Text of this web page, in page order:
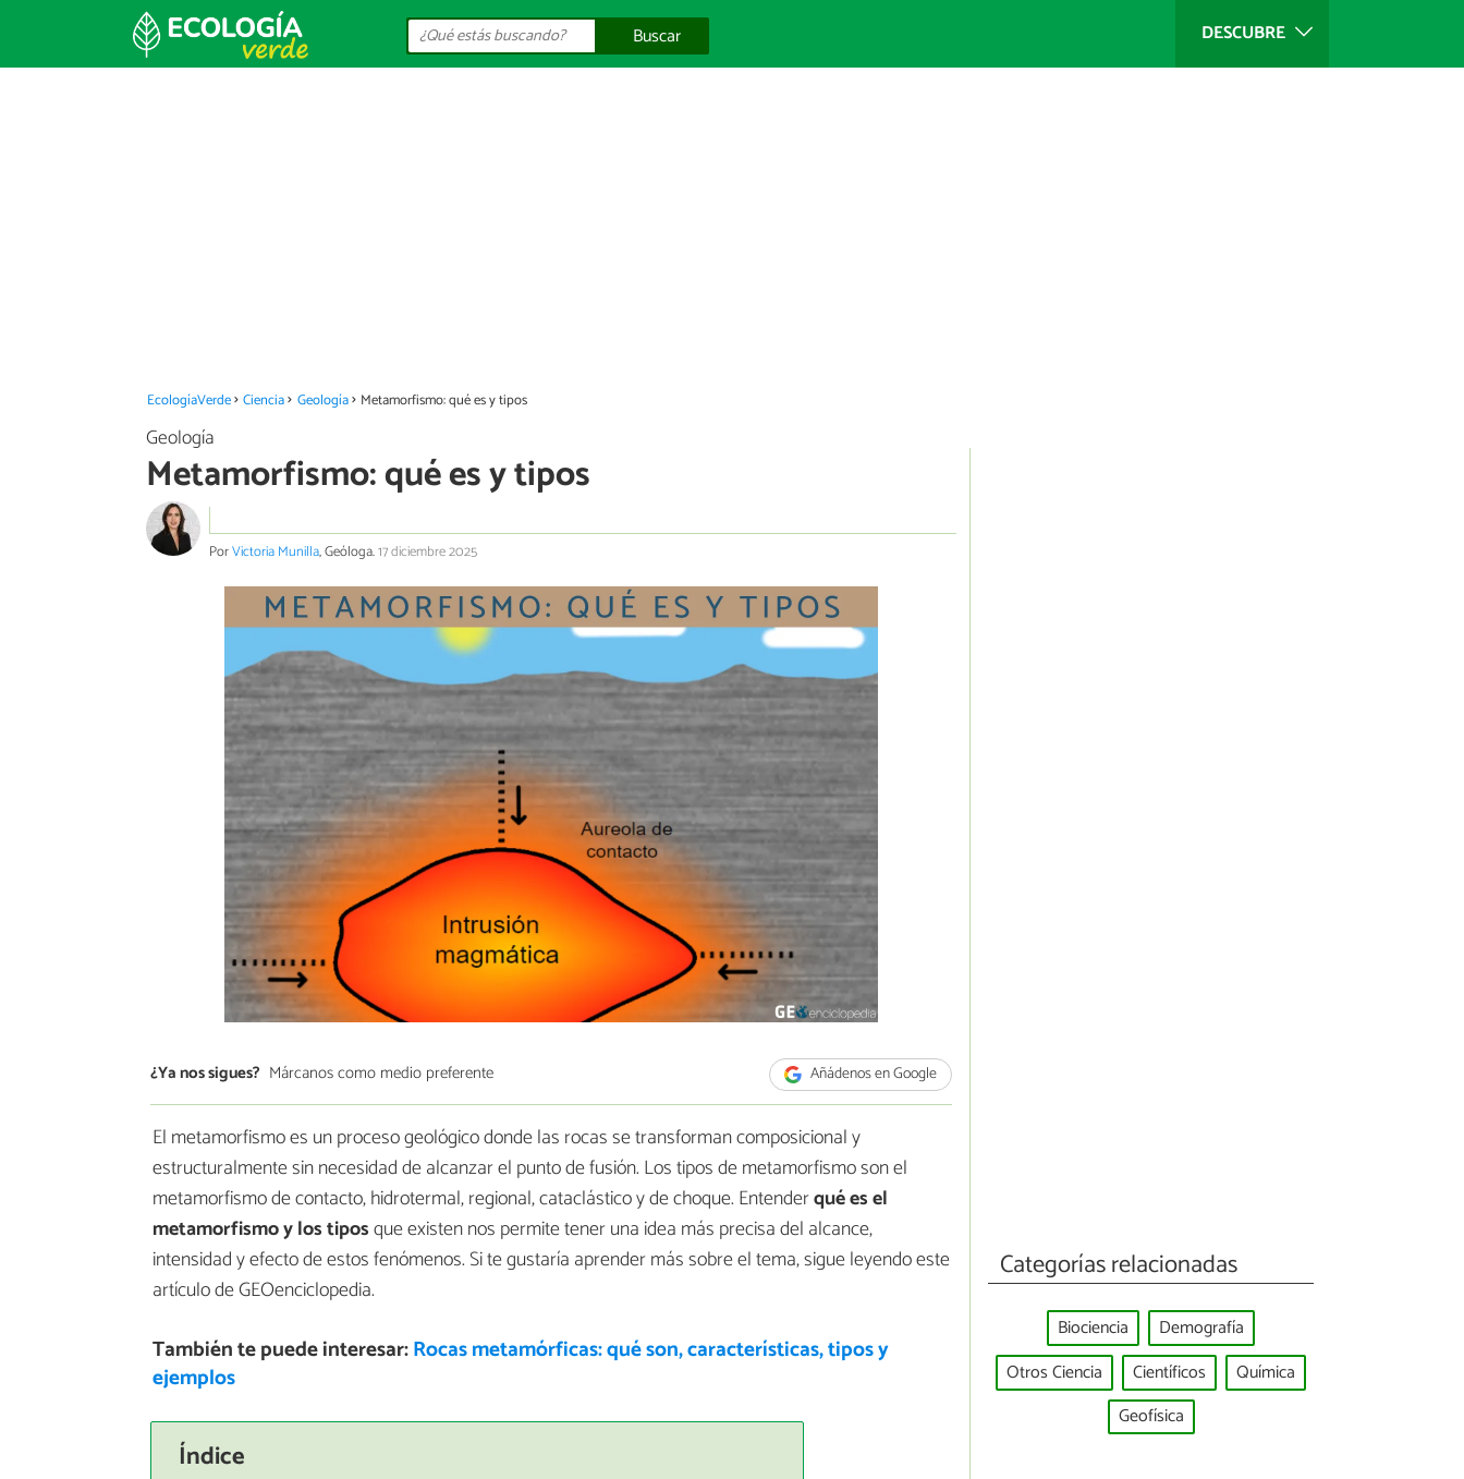
DESCUBRE
Buscar
EcologíaVerde Ciencia Geología Metamorfismo: qué es y tipos
Geología
Metamorfismo: qué es y tipos
PorVictoria Munilla, Geóloga.17 diciembre 2025
¿Ya nos sigues? Márcanos como medio preferente Añádenos en Google
El metamorfismo es un proceso geológico donde las rocas se transforman composicional y
estructuralmente sin necesidad de alcanzar el punto de fusión. Los tipos de metamorfismo son el
metamorfismo de contacto, hidrotermal, regional, cataclástico y de choque. Entenderqué es el
metamorfismo y los tiposque existen nos permite tener una idea más precisa del alcance,
intensidad y efecto de estos fenómenos. Si te gustaría aprender más sobre el tema, sigue leyendo este
artículo de GEOenciclopedia.
También te puede interesar:Rocas metamórficas: qué son, características, tipos y
ejemplos
Índice
Categorías relacionadas
Biociencia
Demografía
Otros Ciencia
Científicos
Química
Geofísica